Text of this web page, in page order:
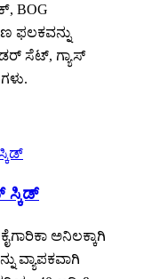
BOG
ಫಲಕವನ್ನು
ಸೆಟ್, ಗ್ಯಾಸ್
ಸ್ಕಿಡ್
ಅನಿಲಕ್ಕಾಗಿ
ವ್ಯಾಪಕವಾಗಿ